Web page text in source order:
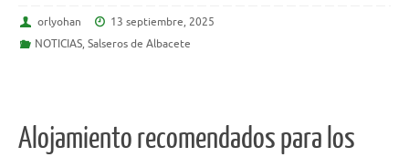
orlyohan
13 septiembre, 2025
NOTICIAS, Salseros de Albacete
Alojamiento recomendados para los